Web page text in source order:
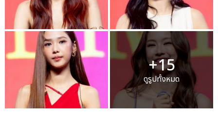
+15
ดูรูปทั้งหมด